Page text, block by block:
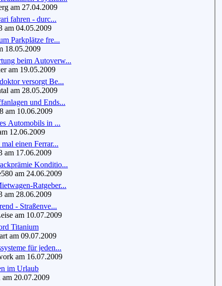
am 27.04.2009
fahren - durc...
04.05.2009
Parkplätze fre...
beim Autoverw...
am 19.05.2009
versorgt Be...
am 28.05.2009
und Ends...
10.06.2009
Automobils in ...
12.06.2009
einen Ferrar...
17.06.2009
Konditio...
am 24.06.2009
Ratgeber...
28.06.2009
- Straßenve...
am 10.07.2009
Titanium
am 09.07.2009
für jeden...
am 16.07.2009
im Urlaub
20.07.2009